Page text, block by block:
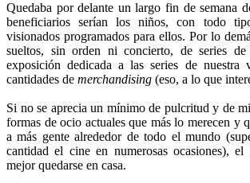
Quedaba por delante un largo fin de semana
beneficiarios serían los niños, con todo
visionados programados para ellos. Por lo
sueltos, sin orden ni concierto, de series
exposición dedicada a las series de nuestra
cantidades de merchandising (eso, a lo que
Si no se aprecia un mínimo de pulcritud y de
formas de ocio actuales que más lo merecen y
a más gente alrededor de todo el mundo
cantidad el cine en numerosas ocasiones),
mejor quedarse en casa.